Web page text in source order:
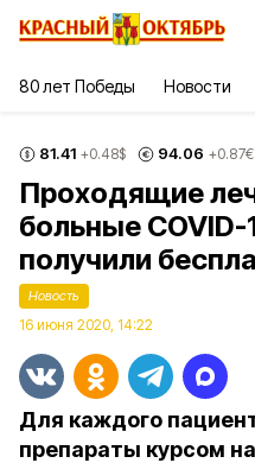
80 лет Победы Новости
81.41 +0.48$ 94.06 +0.87€
Проходящие
больные
получили
Новость
16 июня 2020, 14:22
Для каждого
препараты курсом